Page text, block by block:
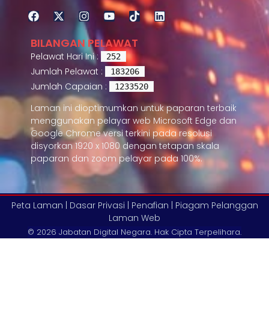
BILANGAN PELAWAT
Pelawat Hari Ini : 252
Jumlah Pelawat : 183206
Jumlah Capaian : 1233520
Laman ini dioptimumkan untuk paparan terbaik
menggunakan pelayar web Microsoft Edge dan
Google Chrome versi terkini pada resolusi
disyorkan 1920 x 1080 dengan tetapan skala
paparan dan zoom pelayar pada 100%.
Peta Laman | Dasar Privasi | Penafian | Piagam Pelanggan
Laman Web
© 2026 Jabatan Digital Negara. Hak Cipta Terpelihara.